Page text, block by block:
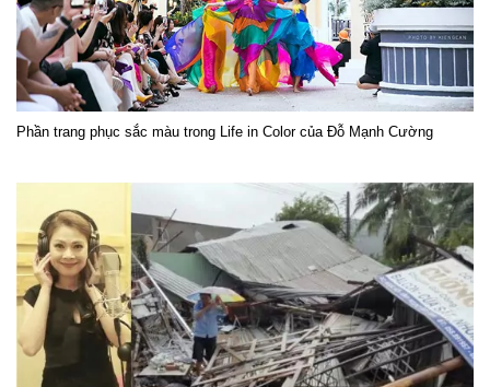
Phần trang phục sắc màu trong Life in Color của Đỗ Mạnh Cường